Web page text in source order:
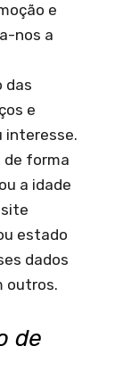
e
nos a
das
e
interesse.
de forma
a idade
estado
dados
outros.
de